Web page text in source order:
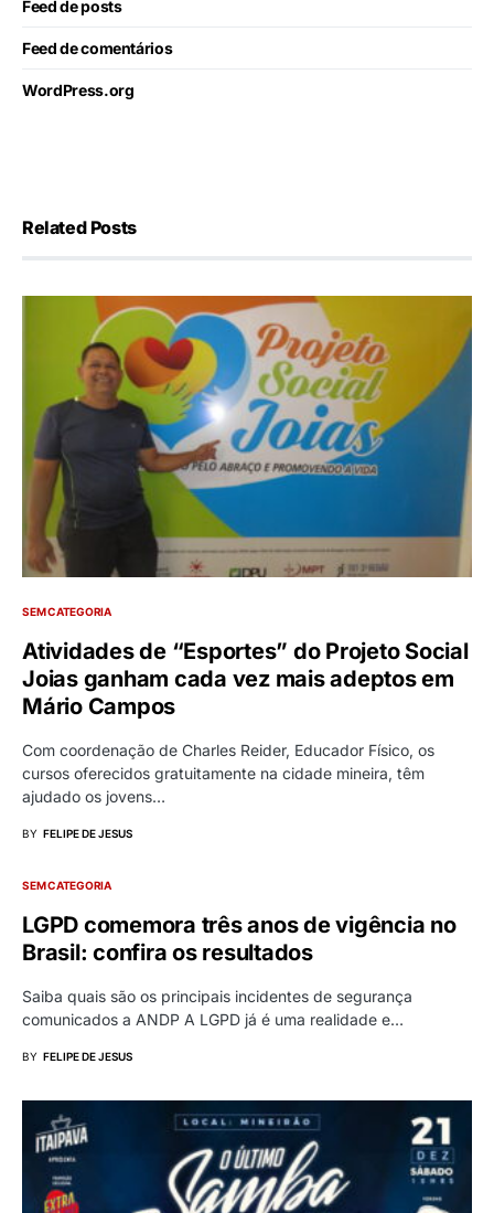
Feed de posts
Feed de comentários
WordPress.org
Related Posts
SEM CATEGORIA
Atividades de “Esportes” do Projeto Social
Joias ganham cada vez mais adeptos em
Mário Campos
Com coordenação de Charles Reider, Educador Físico, os
cursos oferecidos gratuitamente na cidade mineira, têm
ajudado os jovens…
BY FELIPE DE JESUS
SEM CATEGORIA
LGPD comemora três anos de vigência no
Brasil: confira os resultados
Saiba quais são os principais incidentes de segurança
comunicados a ANDP A LGPD já é uma realidade e…
BY FELIPE DE JESUS